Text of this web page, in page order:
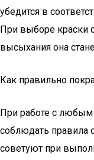
убедится в
При выборе краски
высыхания она
Как правильно
При работе с
соблюдать правила
советуют при